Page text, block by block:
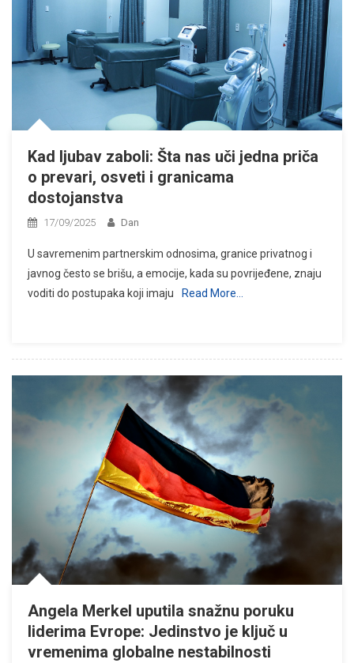
Kad ljubav zaboli: Šta nas uči jedna priča
o prevari, osveti i granicama
dostojanstva
17/09/2025 Dan
U savremenim partnerskim odnosima, granice privatnog i
javnog često se brišu, a emocije, kada su povrijeđene, znaju
voditi do postupaka koji imaju
Read More…
Angela Merkel uputila snažnu poruku
liderima Evrope: Jedinstvo je ključ u
vremenima globalne nestabilnosti